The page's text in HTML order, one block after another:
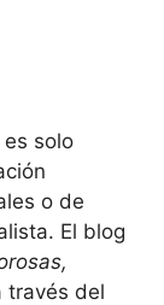
es solo
o de
El blog
través del